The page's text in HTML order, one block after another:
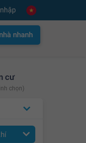
nhanh
cư
chọn)